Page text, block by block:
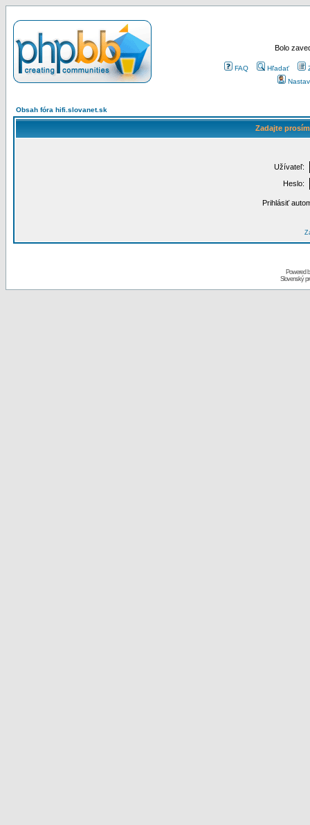
Bolo
FAQ Hľadať
Obsah fóra hifi.slovanet.sk
Zadajte
Užívateľ:
Heslo:
Prihlásiť
Powered
Slovenský